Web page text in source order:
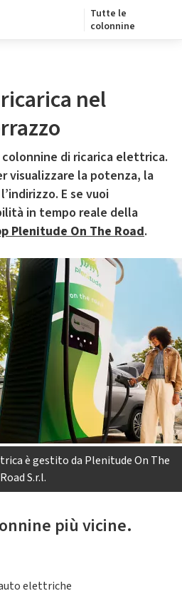
Tutte le
colonnine
nel
di ricarica elettrica.
visualizzare la potenza, la
E se vuoi
in tempo reale della
Plenitude On The Road.
è gestito da Plenitude On The
Road S.r.l.
più vicine.
elettriche